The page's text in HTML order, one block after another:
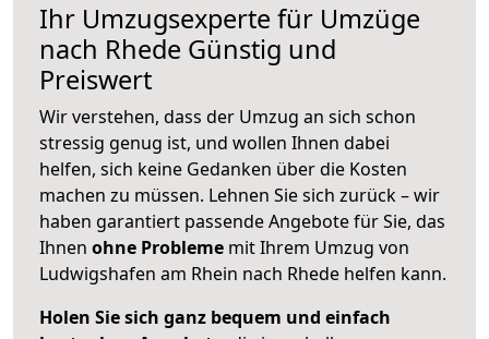
Ihr Umzugsexperte für Umzüge
nach Rhede Günstig und
Preiswert
Wir verstehen, dass der Umzug an sich schon
stressig genug ist, und wollen Ihnen dabei
helfen, sich keine Gedanken über die Kosten
machen zu müssen. Lehnen Sie sich zurück – wir
haben garantiert passende Angebote für Sie, das
Ihnen ohne Probleme mit Ihrem Umzug von
Ludwigshafen am Rhein nach Rhede helfen kann.
Holen Sie sich ganz bequem und einfach